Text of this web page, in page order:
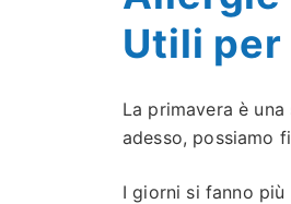
Utili per
La primavera è
adesso, possiamo
I giorni si fanno